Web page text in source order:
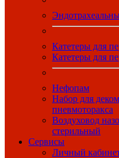
Катетеры для
Катетеры для
Нефопам
Набор для
пневмоторакса
Воздуховод
стерильный
Сервисы
Личный